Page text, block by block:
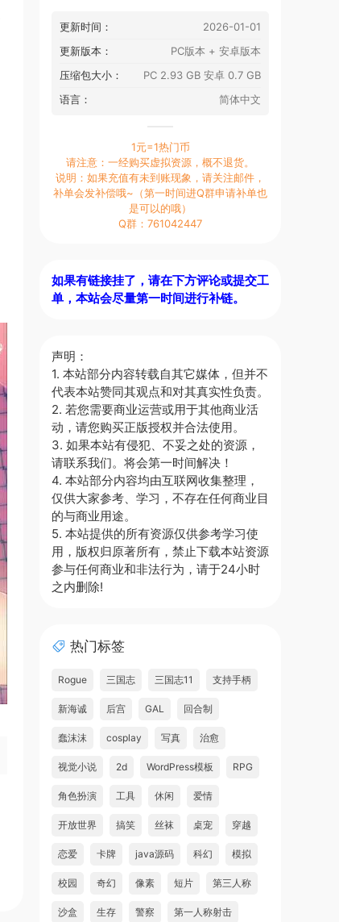
更新时间：
2026-01-01
更新版本：
PC版本 + 安卓版本
压缩包大小：
PC 2.93 GB 安卓 0.7 GB
语言：
简体中文
1元=1热门币
请注意：一经购买虚拟资源，概不退货。
说明：如果充值有未到账现象，请关注邮件，
补单会发补偿哦~（第一时间进Q群申请补单也
是可以的哦）
Q群：761042447
如果有链接挂了，请在下方评论或提交工
单，本站会尽量第一时间进行补链。
声明：
1. 本站部分内容转载自其它媒体，但并不
代表本站赞同其观点和对其真实性负责。
2. 若您需要商业运营或用于其他商业活
动，请您购买正版授权并合法使用。
3. 如果本站有侵犯、不妥之处的资源，
请联系我们。将会第一时间解决！
4. 本站部分内容均由互联网收集整理，
仅供大家参考、学习，不存在任何商业目
的与商业用途。
5. 本站提供的所有资源仅供参考学习使
用，版权归原著所有，禁止下载本站资源
参与任何商业和非法行为，请于24小时
之内删除!
热门标签
Rogue 三国志 三国志11 支持手柄
新海诚 后宫 GAL 回合制
蠢沫沫 cosplay 写真 治愈
视觉小说 2d WordPress模板 RPG
角色扮演 工具 休闲 爱情
开放世界 搞笑 丝袜 桌宠 穿越
恋爱 卡牌 java源码 科幻 模拟
校园 奇幻 像素 短片 第三人称
沙盒 生存 警察 第一人称射击